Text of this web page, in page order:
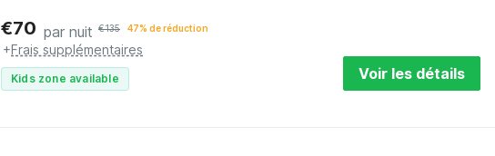
€70 par nuit €135 47% de réduction
+Frais supplémentaires
Kids zone available Voir les détails